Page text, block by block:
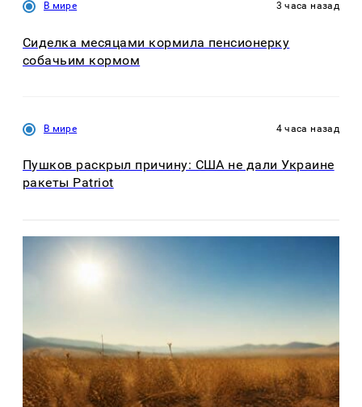
В мире 3 часа назад
Сиделка месяцами кормила пенсионерку
собачьим кормом
В мире 4 часа назад
Пушков раскрыл причину: США не дали Украине
ракеты Patriot